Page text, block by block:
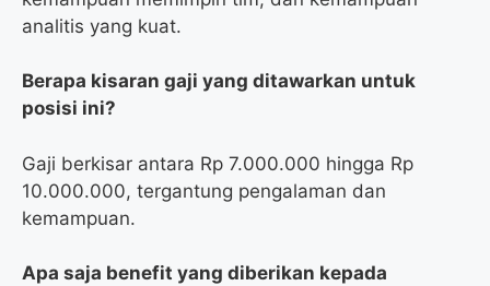
analitis yang kuat.
Berapa kisaran gaji yang ditawarkan untuk
posisi ini?
Gaji berkisar antara Rp 7.000.000 hingga Rp
10.000.000, tergantung pengalaman dan
kemampuan.
Apa saja benefit yang diberikan kepada